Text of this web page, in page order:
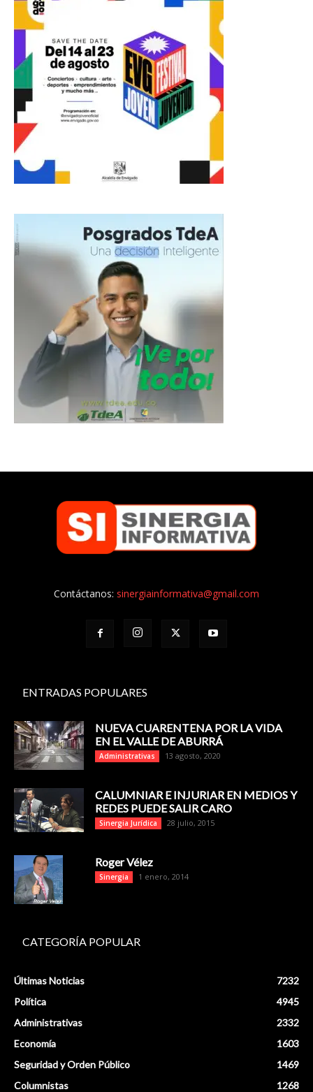
Contáctanos: sinergiainformativa@gmail.com
ENTRADAS POPULARES
NUEVA CUARENTENA POR LA VIDA
EN EL VALLE DE ABURRÁ
Administrativas 13 agosto, 2020
CALUMNIAR E INJURIAR EN MEDIOS Y
REDES PUEDE SALIR CARO
Sinergia Jurídica 28 julio, 2015
Roger Vélez
Sinergia 1 enero, 2014
CATEGORÍA POPULAR
Últimas Noticias
7232
Política
4945
Administrativas
2332
Economía
1603
Seguridad y Orden Público
1469
Columnistas
1268